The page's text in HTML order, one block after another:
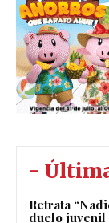
-
Retrata
duelo juvenil